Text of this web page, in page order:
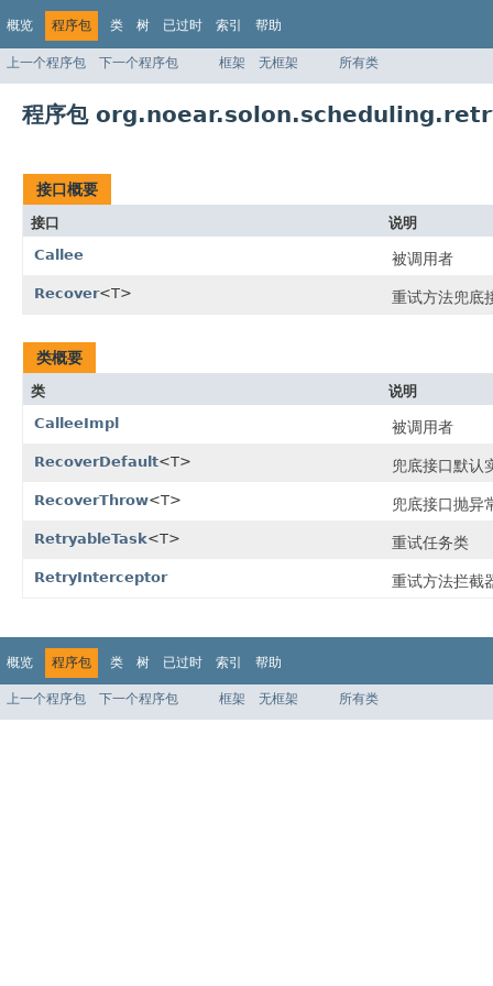
概览 程序包 类 树 已过时 索引 帮助
上一个程序包 下一个程序包 框架 无框架 所有类
程序包
接口概要
接口
说明
Callee
被调用者
Recover<T> 重试方法兜底
类概要
类
说明
CalleeImpl
被调用者
RecoverDefault<T> 兜底接口默认
RecoverThrow<T> 兜底接口抛异
RetryableTask<T> 重试任务类
RetryInterceptor 重试方法拦截
概览 程序包 类 树 已过时 索引 帮助
上一个程序包 下一个程序包 框架 无框架 所有类